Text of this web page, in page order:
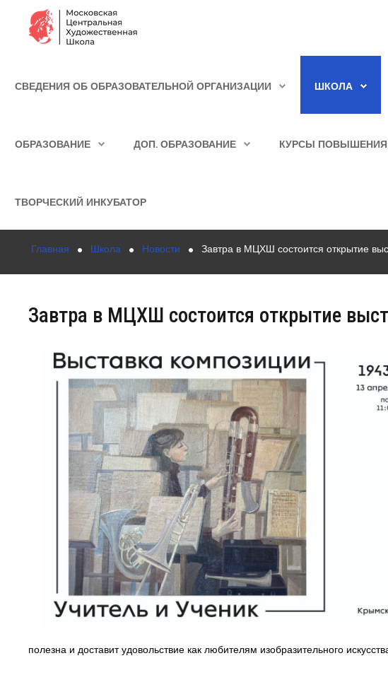
Образование
Курсы повышения квалификации
Творческий инкубатор
СВЕДЕНИЯ ОБ ОБРАЗОВАТЕЛЬНОЙ ОРГАНИЗАЦИИ ШКОЛА
ОБРАЗОВАНИЕ ДОП. ОБРАЗОВАНИЕ КУРСЫ
ТВОРЧЕСКИЙ ИНКУБАТОР
Главная Школа Новости Завтра в МЦХШ состоится открытие
Завтра в МЦХШ состоится открытие
полезна и доставит удовольствие как любителям изобразительного